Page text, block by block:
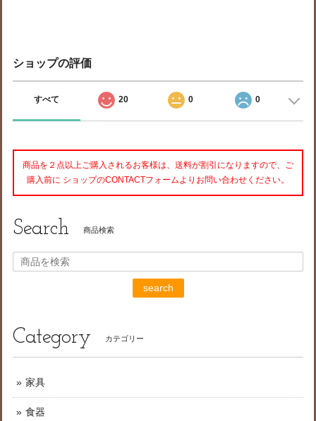
ショップの評価
すべて 20 0 0
商品を２点以上ご購入されるお客様は、送料が割引になりますので、ご
購入前に ショップのCONTACTフォームよりお問い合わせください。
Search 商品検索
search
Category カテゴリー
家具
食器